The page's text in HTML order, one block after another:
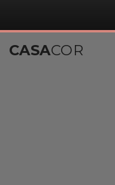
CASACOR